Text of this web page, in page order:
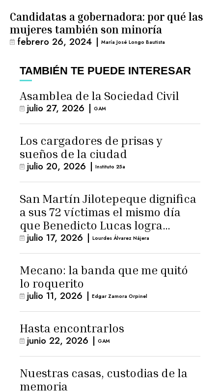
Candidatas a gobernadora: por qué las
mujeres también son minoría
febrero 26, 2024 | María José Longo Bautista
TAMBIÉN TE PUEDE INTERESAR
Asamblea de la Sociedad Civil
julio 27, 2026 | GAM
Los cargadores de prisas y
sueños de la ciudad
julio 20, 2026 | Instituto 25a
San Martín Jilotepeque dignifica
a sus 72 víctimas el mismo día
que Benedicto Lucas logra
arresto domiciliario
julio 17, 2026 | Lourdes Álvarez Nájera
Mecano: la banda que me quitó
lo roquerito
julio 11, 2026 | Edgar Zamora Orpinel
Hasta encontrarlos
junio 22, 2026 | GAM
Nuestras casas, custodias de la
memoria